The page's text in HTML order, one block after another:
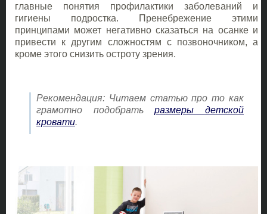
главные понятия профилактики заболеваний и
гигиены подростка. Пренебрежение этими
принципами может негативно сказаться на осанке и
привести к другим сложностям с позвоночником, а
кроме этого снизить остроту зрения.
Рекомендация: Читаем статью про то как
грамотно подобратьразмеры детской
кровати.